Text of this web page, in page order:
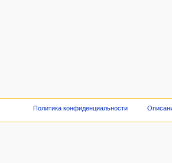
Политика конфиденциальности